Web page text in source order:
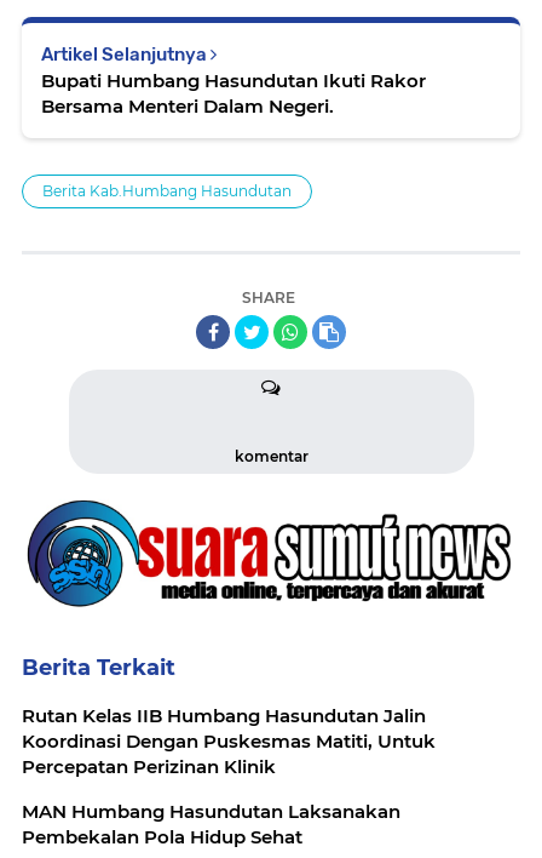
Artikel Selanjutnya
Bupati Humbang Hasundutan Ikuti Rakor
Bersama Menteri Dalam Negeri.
Berita Kab.Humbang Hasundutan
SHARE
komentar
Berita Terkait
Rutan Kelas IIB Humbang Hasundutan Jalin
Koordinasi Dengan Puskesmas Matiti, Untuk
Percepatan Perizinan Klinik
MAN Humbang Hasundutan Laksanakan
Pembekalan Pola Hidup Sehat